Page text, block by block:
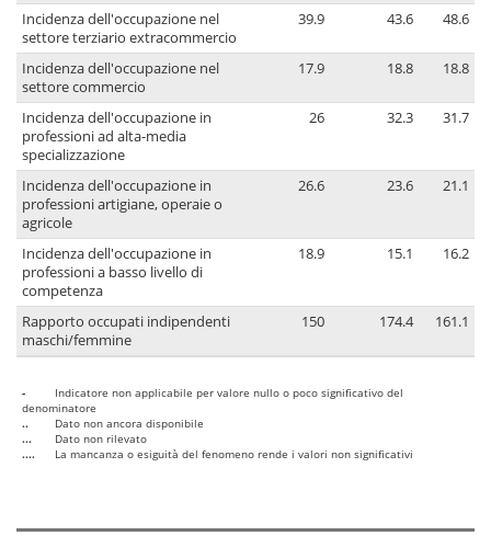
Incidenza dell'occupazione nel
settore terziario extracommercio
39.9 43.6 48.6
Incidenza dell'occupazione nel
settore commercio
17.9 18.8 18.8
Incidenza dell'occupazione in
professioni ad alta-media
specializzazione
26 32.3 31.7
Incidenza dell'occupazione in
professioni artigiane, operaie o
agricole
26.6 23.6 21.1
Incidenza dell'occupazione in
professioni a basso livello di
competenza
18.9 15.1 16.2
Rapporto occupati indipendenti
maschi/femmine
150 174.4 161.1
-
Indicatore non applicabile per valore nullo o poco significativo del
denominatore
..
Dato non ancora disponibile
...
Dato non rilevato
....
La mancanza o esiguità del fenomeno rende i valori non significativi